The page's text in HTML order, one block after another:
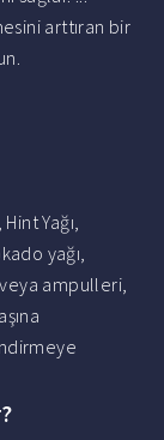
arttıran bir
Yağı,
yağı,
ampulleri,